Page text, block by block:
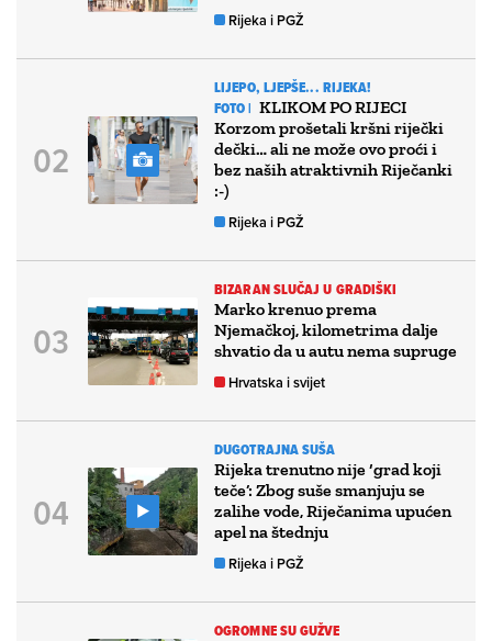
Rijeka i PGŽ
LIJEPO, LJEPŠE... RIJEKA!
FOTO | KLIKOM PO RIJECI
Korzom prošetali kršni riječki
dečki… ali ne može ovo proći i
bez naših atraktivnih Riječanki
:-)
Rijeka i PGŽ
BIZARAN SLUČAJ U GRADIŠKI
Marko krenuo prema
Njemačkoj, kilometrima dalje
shvatio da u autu nema supruge
Hrvatska i svijet
DUGOTRAJNA SUŠA
Rijeka trenutno nije ‘grad koji
teče’: Zbog suše smanjuju se
zalihe vode, Riječanima upućen
apel na štednju
Rijeka i PGŽ
OGROMNE SU GUŽVE